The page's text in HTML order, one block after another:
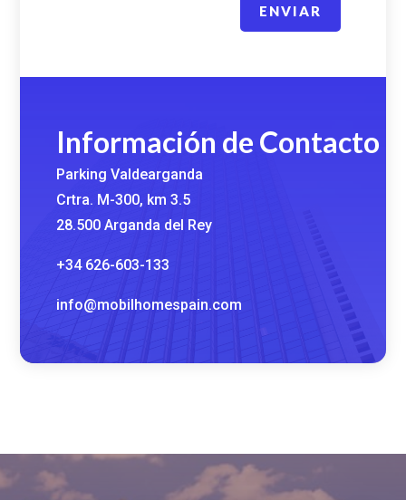
ENVIAR
Información de Contacto
Parking Valdearganda
Crtra. M-300, km 3.5
28.500 Arganda del Rey
+34 626-603-133
info@mobilhomespain.com